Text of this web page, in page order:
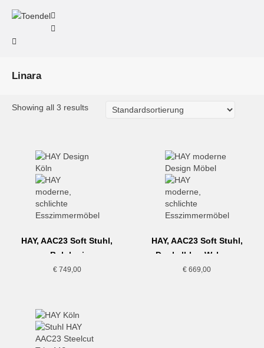
Linara
Showing all 3 results
HAY, AAC23 Soft Stuhl,
Bolgheri
€749,00
HAY, AAC23 Soft Stuhl,
Dunkelblau-Walnuss
€ 669,00